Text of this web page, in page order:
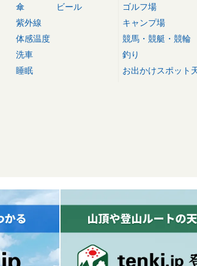
傘
紫外線
体感温度
洗車
睡眠
ビール
ゴルフ場
キャンプ場
競馬・競艇・競輪
釣り
お出かけスポット